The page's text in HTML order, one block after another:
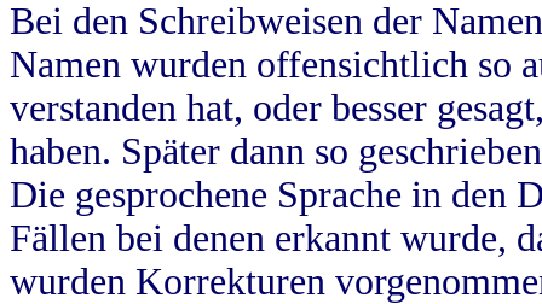
Bei den Schreibweisen der
Namen wurden offensichtlich so
verstanden hat, oder besser
haben. Später dann so
Die gesprochene Sprache in
Fällen bei denen erkannt wurde,
wurden Korrekturen